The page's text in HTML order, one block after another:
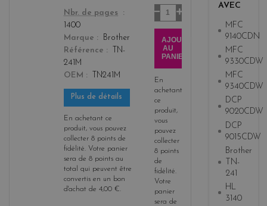
color
Nbr. de pages
1400
Marque
Brother
Référence
TN-
241M
OEM
TN241M
Plus de détails
En achetant ce
produit, vous pouvez
collecter 8 points de
fidélité. Votre panier
sera de 8 points au
total qui peuvent être
convertis en un bon
d'achat de 4,00 €.
Quantité
AJOUTER
AU
PANIER
En
achetant
ce
produit,
vous
pouvez
collecter
8 points
de
fidélité.
Votre
panier
sera de
AVEC
MFC
9140CDN
MFC
9330CDW
MFC
9340CDW
DCP
9020CDW
DCP
9015CDW
Brother
TN-
241
HL
3140